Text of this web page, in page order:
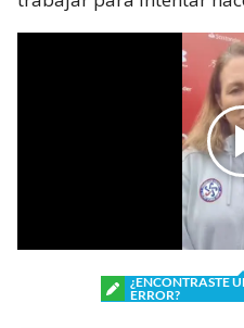
¿ENCONTRASTE
ERROR?